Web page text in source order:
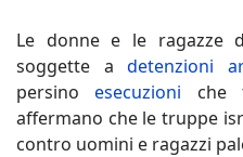
Le donne e le ragazze
soggette a detenzioni
persinoesecuzioni che
affermano che le truppe
contro uomini e ragazzi